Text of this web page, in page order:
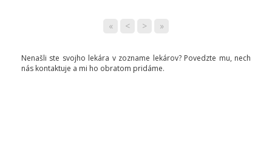
« < > »
Nenašli ste svojho lekára v zozname lekárov? Povedzte mu, nech
nás kontaktuje a mi ho obratom pridáme.